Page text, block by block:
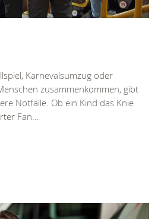
Karnevalsumzug oder
zusammenkommen, gibt
Notfälle. Ob ein Kind das Knie
Fan...